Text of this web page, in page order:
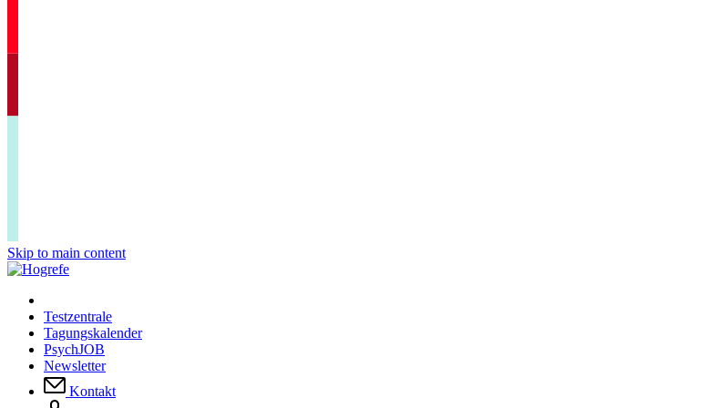
Skip to main content
Testzentrale
Tagungskalender
PsychJOB
Newsletter
Kontakt